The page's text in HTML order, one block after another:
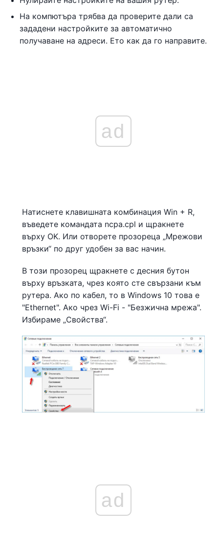
На компютъра трябва да проверите дали са
зададени настройките за автоматично
получаване на адреси. Ето как да го направите.
ad
Натиснете клавишната комбинация Win + R,
въведете командата ncpa.cpl и щракнете
върху OK. Или отворете прозореца „Мрежови
връзки“ по друг удобен за вас начин.
В този прозорец щракнете с десния бутон
върху връзката, чрез която сте свързани към
рутера. Ако по кабел, то в Windows 10 това е
"Ethernet". Ако чрез Wi-Fi - "Безжична мрежа".
Избираме „Свойства“.
ad